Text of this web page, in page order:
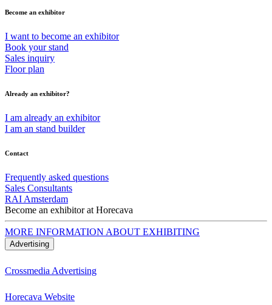
Become an exhibitor
I want to become an exhibitor
Book your stand
Sales inquiry
Floor plan
Already an exhibitor?
I am already an exhibitor
I am an stand builder
Contact
Frequently asked questions
Sales Consultants
RAI Amsterdam
Become an exhibitor at Horecava
MORE INFORMATION ABOUT EXHIBITING
Advertising
Crossmedia Advertising
Horecava Website